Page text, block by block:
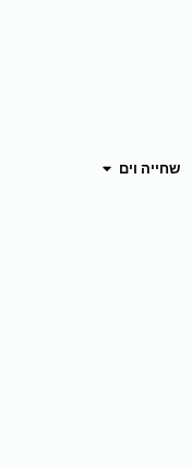
שחייה וים פתח שחייה וים